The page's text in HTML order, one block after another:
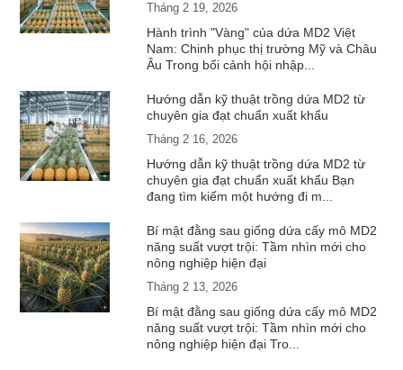
Tháng 2 19, 2026
Hành trình "Vàng" của dứa MD2 Việt
Nam: Chinh phục thị trường Mỹ và Châu
Âu Trong bối cảnh hội nhập...
Hướng dẫn kỹ thuật trồng dứa MD2 từ
chuyên gia đạt chuẩn xuất khẩu
Tháng 2 16, 2026
Hướng dẫn kỹ thuật trồng dứa MD2 từ
chuyên gia đạt chuẩn xuất khẩu Bạn
đang tìm kiếm một hướng đi m...
Bí mật đằng sau giống dứa cấy mô MD2
năng suất vượt trội: Tầm nhìn mới cho
nông nghiệp hiện đại
Tháng 2 13, 2026
Bí mật đằng sau giống dứa cấy mô MD2
năng suất vượt trội: Tầm nhìn mới cho
nông nghiệp hiện đại Tro...